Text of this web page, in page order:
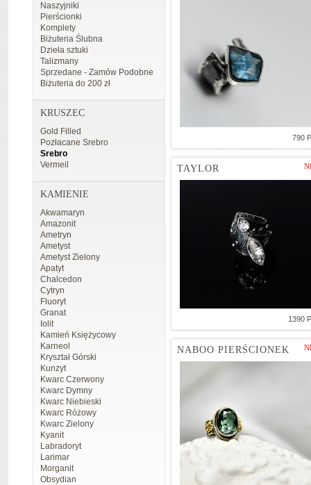
Naszyjniki
Pierścionki
Komplety
Biżuteria Ślubna
Dzieła sztuki
Talizmany
Sprzedane - Zamów Podobne
Biżuteria do 200 zł
KRUSZEC
Gold Filled
Pozłacane Srebro
Srebro
Vermeil
KAMIENIE
Akwamaryn
Amazonit
Ametryn
Ametyst
Ametyst Zielony
Apatyt
Chalcedon
Cytryn
Fluoryt
Granat
Iolit
Kamień Księżycowy
Karneol
Kryształ Górski
Kunzyt
Kwarc Czerwony
Kwarc Dymny
Kwarc Niebieski
Kwarc Różowy
Kwarc Zielony
Kyanit
Labradoryt
Larimar
Morganit
Obsydian
790
TAYLOR
1390
NABOO PIERŚCIONEK